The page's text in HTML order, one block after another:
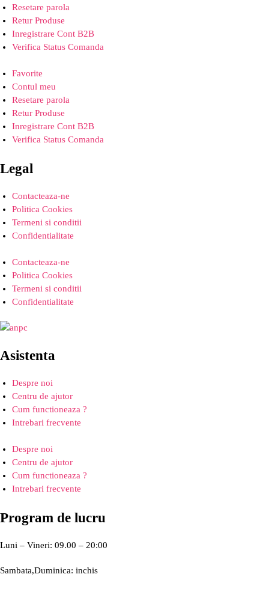
Resetare parola
Retur Produse
Inregistrare Cont B2B
Verifica Status Comanda
Favorite
Contul meu
Resetare parola
Retur Produse
Inregistrare Cont B2B
Verifica Status Comanda
Legal
Contacteaza-ne
Politica Cookies
Termeni si conditii
Confidentialitate
Contacteaza-ne
Politica Cookies
Termeni si conditii
Confidentialitate
Asistenta
Despre noi
Centru de ajutor
Cum functioneaza ?
Intrebari frecvente
Despre noi
Centru de ajutor
Cum functioneaza ?
Intrebari frecvente
Program de lucru
Luni – Vineri: 09.00 – 20:00
Sambata,Duminica: inchis